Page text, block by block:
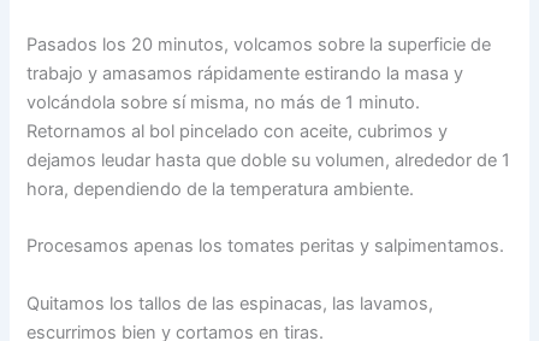
Pasados los 20 minutos, volcamos sobre la superficie de
trabajo y amasamos rápidamente estirando la masa y
volcándola sobre sí misma, no más de 1 minuto.
Retornamos al bol pincelado con aceite, cubrimos y
dejamos leudar hasta que doble su volumen, alrededor de 1
hora, dependiendo de la temperatura ambiente.
Procesamos apenas los tomates peritas y salpimentamos.
Quitamos los tallos de las espinacas, las lavamos,
escurrimos bien y cortamos en tiras.